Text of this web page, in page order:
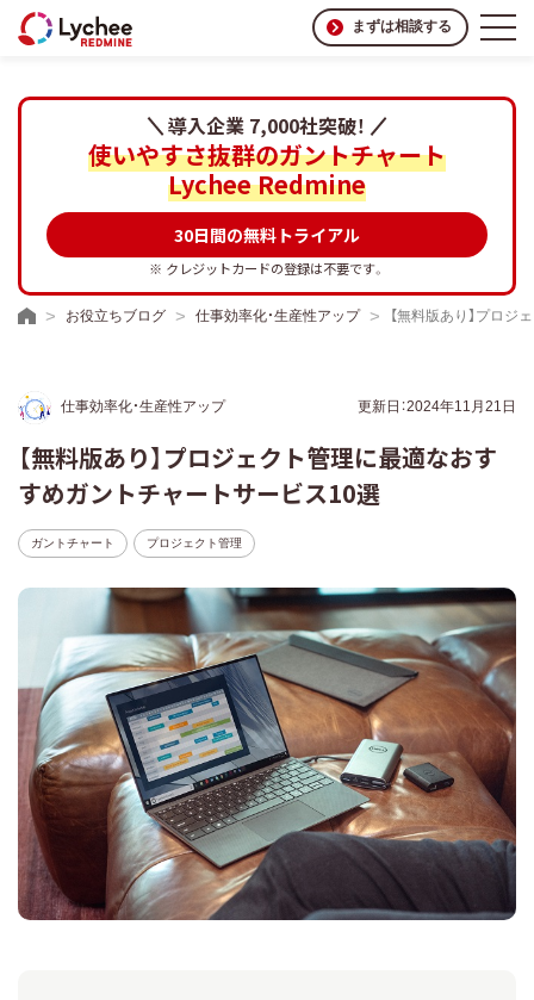
まずは相談する
導入企業 7,000社突破！
使いやすさ抜群のガントチャート
Lychee Redmine
30日間の無料トライアル
※ クレジットカードの登録は不要です。
お役立ちブログ 仕事効率化・生産性アップ 【無料版あり】プロ
仕事効率化・生産性アップ 更新日：2024年11月21日
【無料版あり】プロジェクト管理に最適なおす
すめガントチャートサービス10選
ガントチャート プロジェクト管理